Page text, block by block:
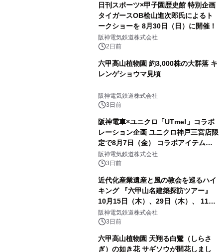
日刊スポーツ×甲子園歴史館 特別企画
タイガースOB桧山進次郎氏によるト
ークショーを 8月30日（日）に開催！
阪神電気鉄道株式会社
2日前
六甲高山植物園 約3,000株の大群落 キ
レンゲショウマ見頃
阪神電気鉄道株式会社
3日前
阪神電車×ユニクロ「UTme!」コラボ
レーション企画 ユニクロ神戸三宮店限
定で8月7日（金） コラボアイテムが
発売決定！
阪神電気鉄道株式会社
3日前
近代化産業遺産と風の教会を巡るハイ
キング 『六甲山名建築探訪ツアー』
10月15日（木）、29日（木）、 11月
5日（木）、12日（木）に開催！
阪神電気鉄道株式会社
3日前
六甲高山植物園 天翔る白鷺（しらさ
ぎ）の如き花 サギソウが開花しまし